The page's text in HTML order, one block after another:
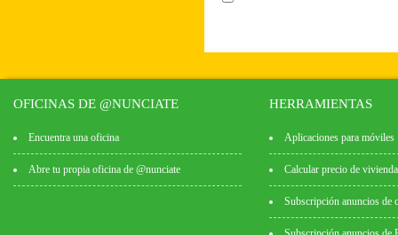
OFICINAS DE @NUNCIATE
Encuentra una oficina
Abre tu propia oficina de @nunciate
HERRAMIENTAS
Aplicaciones para móviles
Calcular precio de vivienda
Subscripción anuncios de